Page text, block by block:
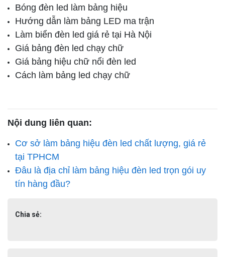
Bóng đèn led làm bảng hiệu
Hướng dẫn làm bảng LED ma trận
Làm biển đèn led giá rẻ tại Hà Nội
Giá bảng đèn led chạy chữ
Giá bảng hiệu chữ nổi đèn led
Cách làm bảng led chạy chữ
Nội dung liên quan:
Cơ sở làm bảng hiệu đèn led chất lượng, giá rẻ
tại TPHCM
Đâu là địa chỉ làm bảng hiệu đèn led trọn gói uy
tín hàng đầu?
Chia sẻ: